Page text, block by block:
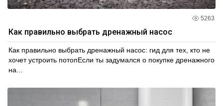
5263
Как правильно выбрать дренажный насос
Как правильно выбрать дренажный насос: гид для тех, кто не
хочет устроить потопЕсли ты задумался о покупке дренажного
на...